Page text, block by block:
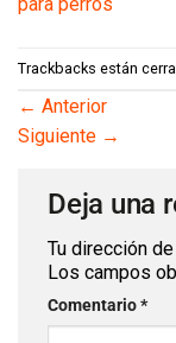
Trackbacks están
← Anterior
Siguiente →
Deja una
Tu dirección
Los campos
Comentario*